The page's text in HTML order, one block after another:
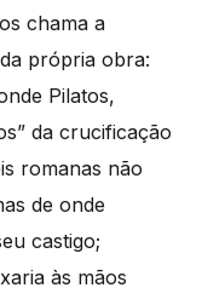
chama a
própria obra:
Pilatos,
da crucificação
romanas não
de onde
castigo;
às mãos